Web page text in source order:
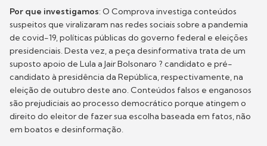
Por que investigamos: O Comprova investiga conteúdos
suspeitos que viralizaram nas redes sociais sobre a pandemia
de covid-19, políticas públicas do governo federal e eleições
presidenciais. Desta vez, a peça desinformativa trata de um
suposto apoio de Lula a Jair Bolsonaro ? candidato e pré-
candidato à presidência da República, respectivamente, na
eleição de outubro deste ano. Conteúdos falsos e enganosos
são prejudiciais ao processo democrático porque atingem o
direito do eleitor de fazer sua escolha baseada em fatos, não
em boatos e desinformação.